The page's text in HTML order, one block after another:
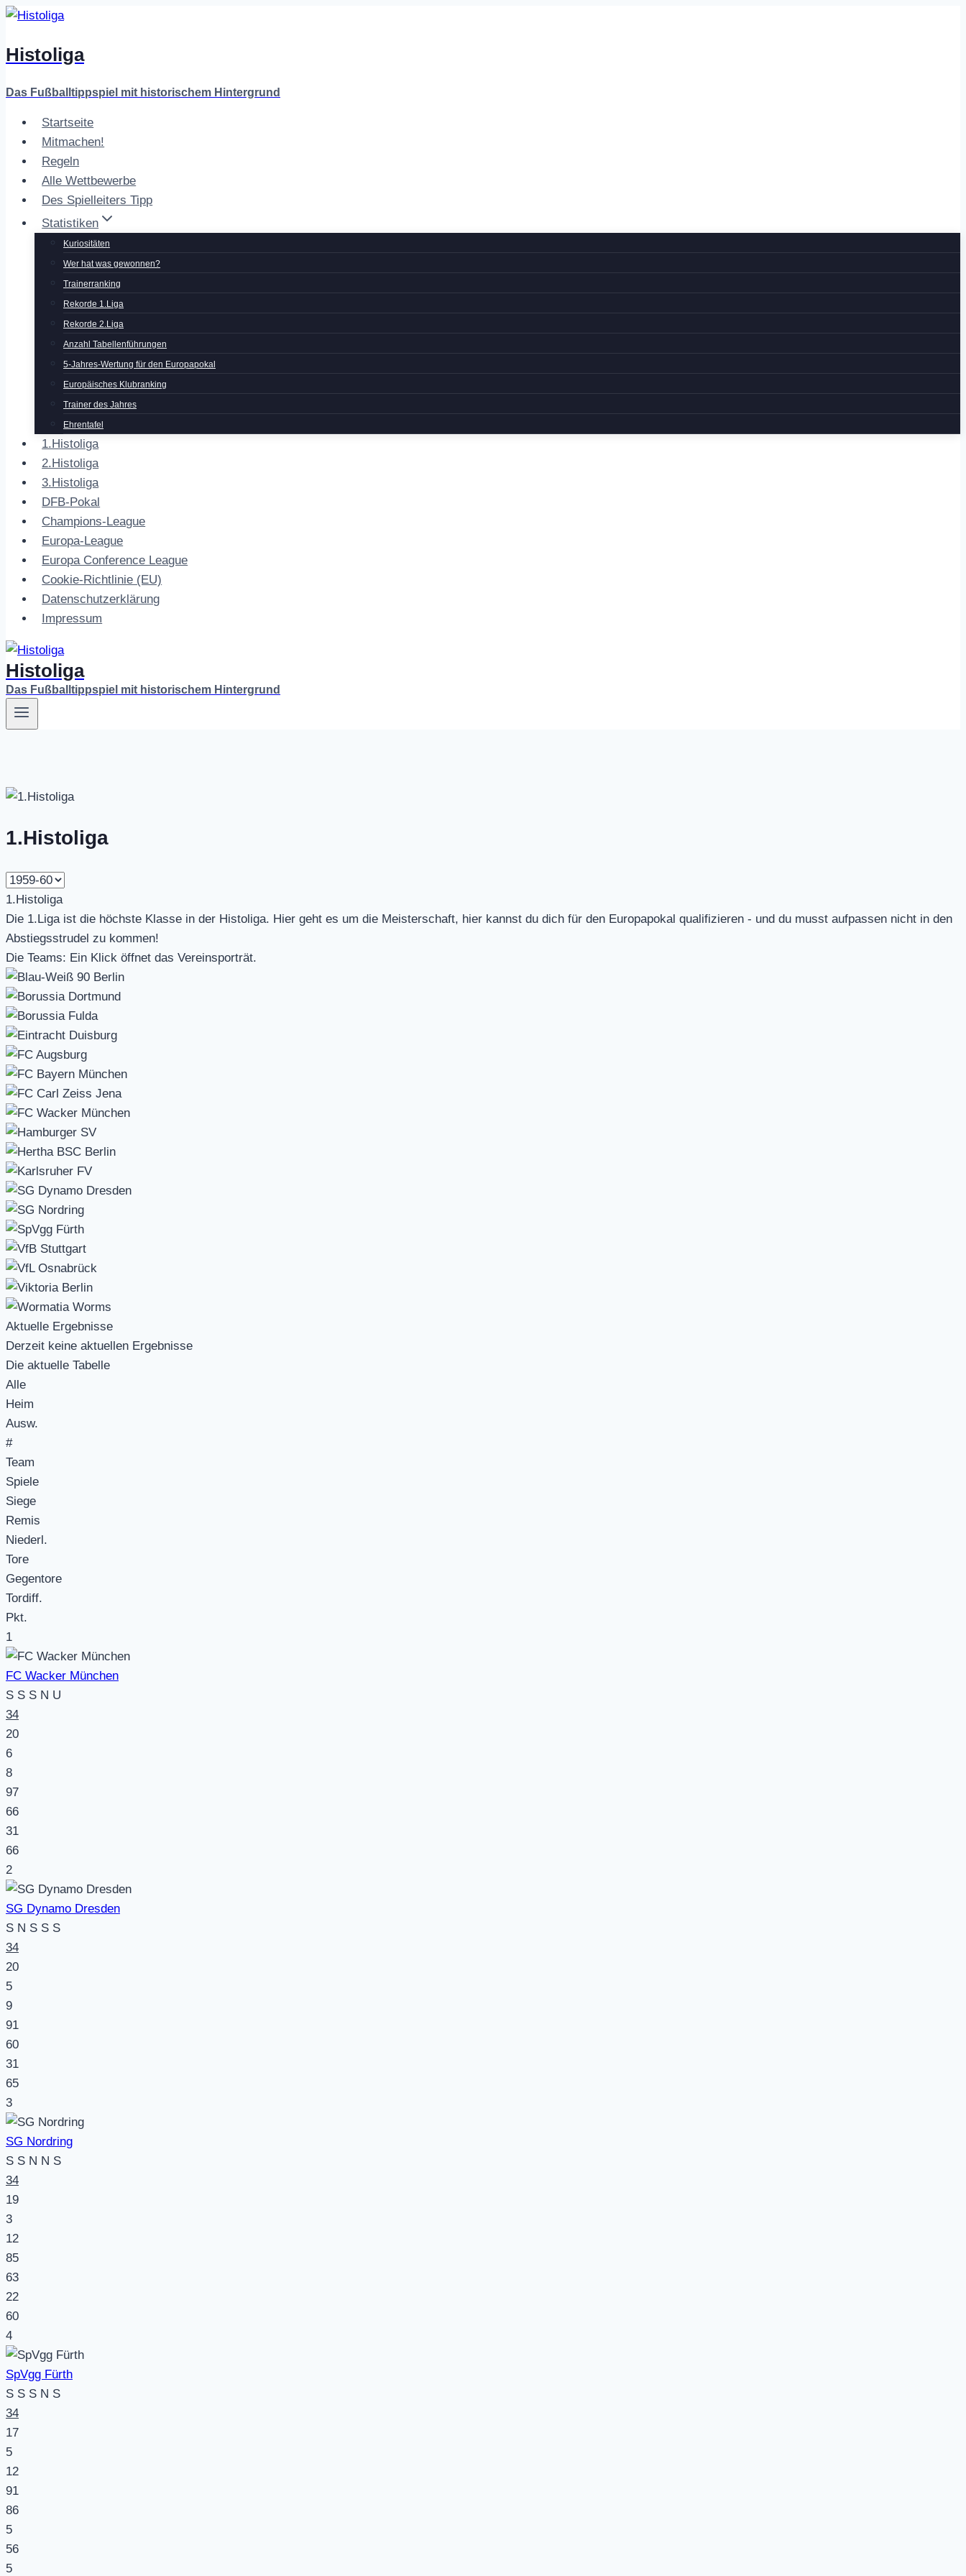
Zum
springen
Histoliga
Das Fußballtippspiel mit historischem Hintergrund
Startseite
Mitmachen!
Regeln
Alle Wettbewerbe
Des Spielleiters Tipp
Statistiken
Kuriositäten
Wer hat was gewonnen?
Trainerranking
Rekorde 1.Liga
Rekorde 2.Liga
Anzahl Tabellenführungen
5-Jahres-Wertung für den Europapokal
Europäisches Klubranking
Trainer des Jahres
Ehrentafel
1.Histoliga
2.Histoliga
3.Histoliga
DFB-Pokal
Champions-League
Europa-League
Europa Conference League
Cookie-Richtlinie (EU)
Datenschutzerklärung
Impressum
Histoliga
Das Fußballtippspiel mit historischem Hintergrund
1.Histoliga
1.Histoliga
Die 1.Liga ist die höchste Klasse in der Histoliga. Hier geht es um die Meisterschaft, hier kannst du dich für den Europapokal qualifizieren - und du musst aufpassen nicht in den
Abstiegsstrudel zu kommen!
Die Teams: Ein Klick öffnet das Vereinsporträt.
Aktuelle Ergebnisse
Derzeit keine aktuellen Ergebnisse
Die aktuelle Tabelle
Alle
Heim
Ausw.
#
Team
Spiele
Siege
Remis
Niederl.
Tore
Gegentore
Tordiff.
Pkt.
1
FC Wacker München
S S S N U
34
20
6
8
97
66
31
66
2
SG Dynamo Dresden
S N S S S
34
20
5
9
91
60
31
65
3
SG Nordring
S S N N S
34
19
3
12
85
63
22
60
4
SpVgg Fürth
S S S N S
34
17
5
12
91
86
5
56
5